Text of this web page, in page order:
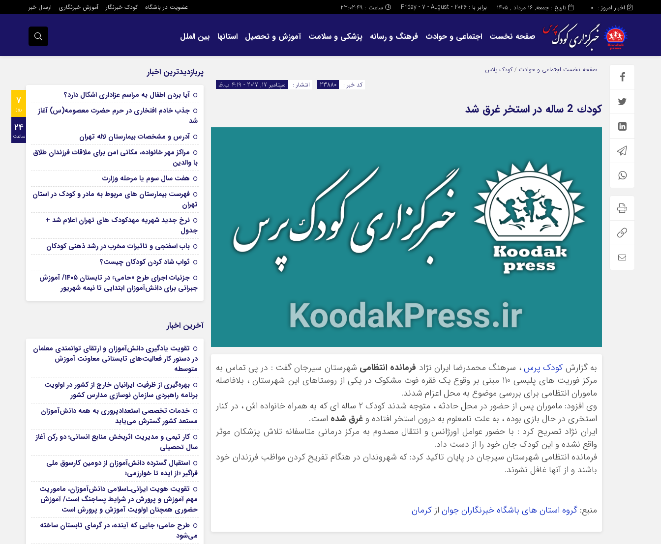
اخبار امروز : 0 تاریخ : جمعه, ۱۶ مرداد , ۱۴۰۵ برابر با : Friday - 7 - August - 2026 ساعت : 23:02:50 عضویت در باشگاه کودک خبرنگار آموزش خبرنگاری ارسال خبر
صفحه نخست اجتماعی و حوادث فرهنگ و رسانه پزشکی و سلامت آموزش و تحصیل استانها بین الملل
صفحه نخست اجتماعی و حوادث / کودک پلاس
انتشار :
سپتامبر 17, 2017 - 4:19 ب.ظ کد خبر : 23880
کودك 2 ساله در استخر غرق شد
به گزارش کودک پرس، سرهنگ محمدرضا ايران نژاد فرمانده انتظامی شهرستان سيرجان گفت : در پی تماس به
مرکز فوریت های پليسی 110 مبنی بر وقوع یک فقره فوت مشکوک در یکی از روستاهای اين شهرستان ، بلافاصله
ماموران انتظامی برای بررسی موضوع به محل اعزام شدند.
وی افزود: ماموران پس از حضور در محل حادثه ، متوجه شدند كودك 2 ساله ای كه به همراه خانواده اش ، در كنار
استخری در حال بازی بوده ، به علت نامعلوم به درون استخر افتاده و غرق شده است.
ايران نژاد تصریح کرد : با حضور عوامل اورژانس و انتقال مصدوم به مرکز درمانی متاسفانه تلاش پزشکان موثر
واقع نشده و این كودك جان خود را از دست داد.
فرمانده انتظامی شهرستان سيرجان در پایان تاکید کرد: كه شهروندان در هنگام تفريح كردن مواظب فرزندان خود
باشند و از آنها غافل نشوند.
منبع: گروه استان های باشگاه خبرنگاران جوان از کرمان
پربازدیدترین اخبار
7
روز
24
ساعت
آیا بردن اطفال به مراسم عزادارى اشکال دارد؟
جذب خادم افتخاری در حرم حضرت معصومه(س) آغاز
شد
آدرس و مشخصات بیمارستان لاله تهران
مراکز مهر خانواده، مکانی امن برای ملاقات فرزندان طلاق
با والدین
هفت سال سوم یا مرحله وزارت
فهرست بیمارستان های مربوط به مادر و کودک در استان
تهران
نرخ جدید شهریه مهدکودک های تهران اعلام شد +
جدول
باب اسفنجی و تاثیرات مخرب در رشد ذهنی کودکان
ثواب شاد کردن کودکان چیست؟
جزئیات اجرای طرح «حامی» در تابستان ۱۴۰۵/ آموزش
جبرانی برای دانش‌آموزان ابتدایی تا نیمه شهریور
آخرین اخبار
تقویت یادگیری دانش‌آموزان و ارتقای توانمندی معلمان
در دستور کار فعالیت‌های تابستانی معاونت آموزش
متوسطه
بهره‌گیری از ظرفیت ایرانیان خارج از کشور در اولویت
برنامه راهبردی سازمان نوسازی مدارس کشور
خدمات تخصصی استعدادپروری به همه دانش‌آموزان
مستعد کشور گسترش می‌یابد
کار تیمی و مدیریت اثربخش منابع انسانی؛ دو رکن آغاز
سال تحصیلی
استقبال گسترده دانش‌آموزان از دومین کارسوق ملی
فراگیر «از ایده تا خوارزمی»
تقویت هویت ایرانی‌ـ‌اسلامی دانش‌آموزان، ماموریت
مهم آموزش و پرورش در شرایط پساجنگ است/ آموزش
حضوری همچنان اولویت آموزش و پرورش است
طرح حامی؛ جایی که آینده، در گرمای تابستان ساخته
می‌شود